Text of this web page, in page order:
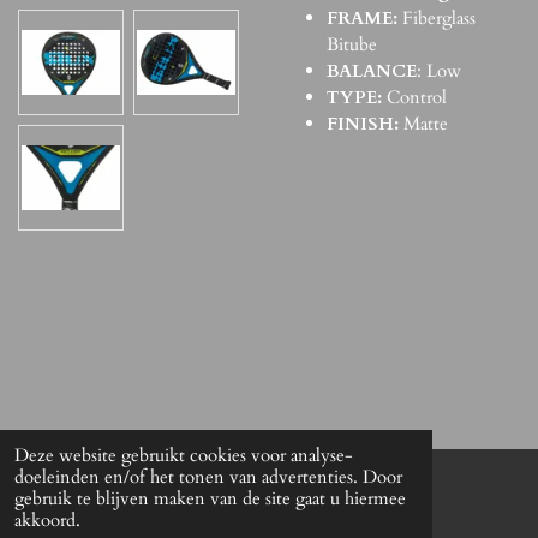
Deze website gebruikt cookies voor analyse-
doeleinden en/of het tonen van advertenties. Door
gebruik te blijven maken van de site gaat u hiermee
akkoord.
FRAME: Fiberglass
Bitube
BALANCE: Low
TYPE: Control
FINISH: Matte
© 2021 The Antwerp Padel Shop
Powered by